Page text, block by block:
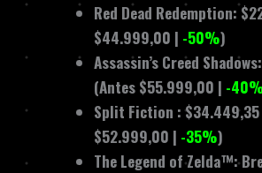
Red Dead Redemption:
$44.999,00 | -50%)
Assassin’s Creed
(Antes $55.999,00 | -
Split Fiction :
$52.999,00 | -35%)
The Legend of Zelda™: